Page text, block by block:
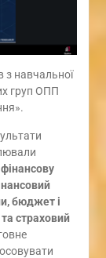
з навчальної
груп ОПП
фінансову
бюджет і
страховий